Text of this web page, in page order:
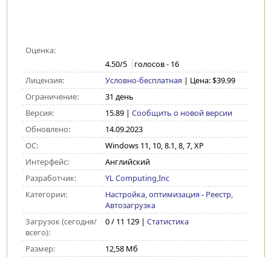
Оценка:
4.50/5 голосов - 16
Лицензия:
Условно-бесплатная | Цена: $39.99
Ограничение:
31 день
Версия:
15.89| Сообщить о новой версии
Обновлено:
14.09.2023
ОС:
Windows 11, 10, 8.1, 8, 7, XP
Интерфейс:
Английский
Разработчик:
YL Computing,Inc
Категории:
Настройка, оптимизация - Реестр,
Автозагрузка
Загрузок (сегодня/
всего):
0 / 11 129 | Статистика
Размер: 12,58 Мб